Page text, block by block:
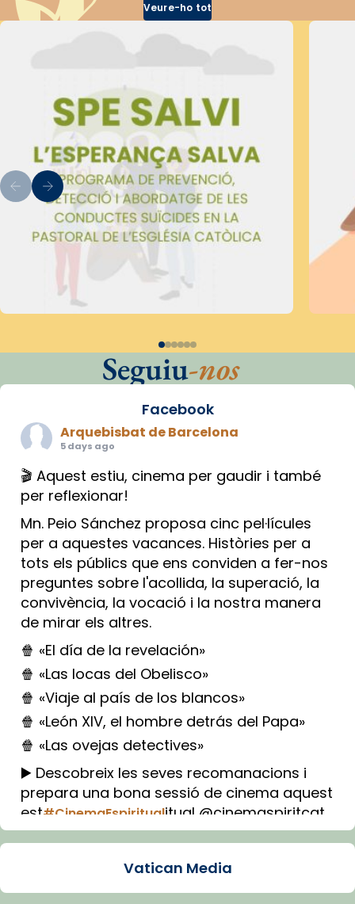
Veure-ho tot
Seguiu-nos
Facebook
Arquebisbat de Barcelona
5 days ago
🎬 Aquest estiu, cinema per gaudir i també
per reflexionar!
Mn. Peio Sánchez proposa cinc pel·lícules
per a aquestes vacances. Històries per a
tots els públics que ens conviden a fer-nos
preguntes sobre l'acollida, la superació, la
convivència, la vocació i la nostra manera
de mirar els altres.
🍿 «El día de la revelación»
🍿 «Las locas del Obelisco»
🍿 «Viaje al país de los blancos»
🍿 «León XIV, el hombre detrás del Papa»
🍿 «Las ovejas detectives»
▶️ Descobreix les seves recomanacions i
prepara una bona sessió de cinema aquest
est#CinemaEspiritualitual @cinemaspiritcat
Imatge: Generada amb IA (OpenAI)
Vatican Media